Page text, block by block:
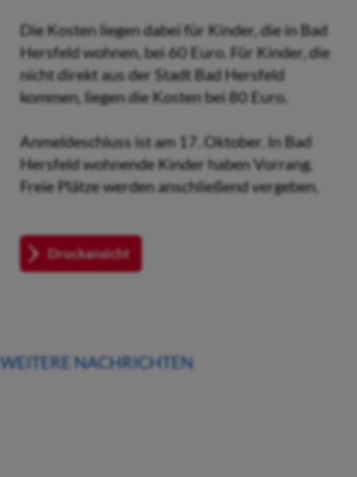
Die Kosten liegen dabei für Kinder, die in Bad
Hersfeld wohnen, bei 60 Euro. Für Kinder, die
nicht direkt aus der Stadt Bad Hersfeld
kommen, liegen die Kosten bei 80 Euro.
Anmeldeschluss ist am 17. Oktober. In Bad
Hersfeld wohnende Kinder haben Vorrang.
Freie Plätze werden anschließend vergeben.
Druckansicht
WEITERE NACHRICHTEN